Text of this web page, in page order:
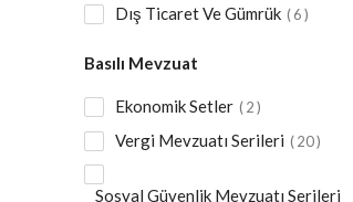
Dış Ticaret Ve Gümrük
6
Basılı Mevzuat
Ekonomik Setler 2
Vergi Mevzuatı Serileri 20
Sosyal Güvenlik Mevzuatı Serileri